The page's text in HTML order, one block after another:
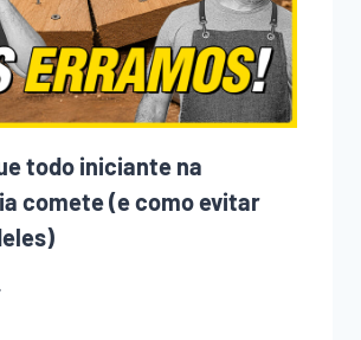
todo iniciante na
comete (e como evitar